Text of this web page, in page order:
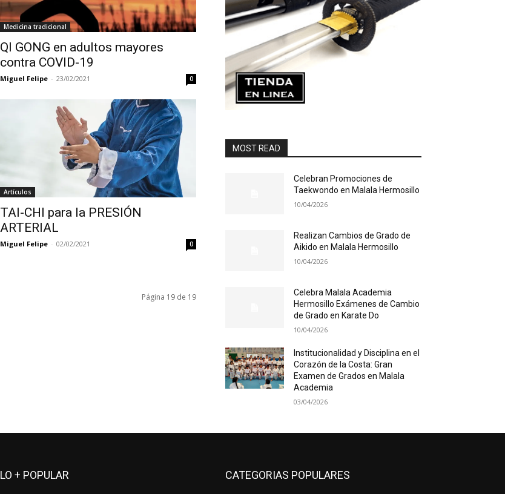
Medicina tradicional
QI GONG en adultos mayores
contra COVID-19
Miguel Felipe - 23/02/2021 0
Artículos
TAI-CHI para la PRESIÓN
ARTERIAL
Miguel Felipe - 02/02/2021 0
Página 19 de 19
MOST READ
Celebran Promociones de
Taekwondo en Malala Hermosillo
10/04/2026
Realizan Cambios de Grado de
Aikido en Malala Hermosillo
10/04/2026
Celebra Malala Academia
Hermosillo Exámenes de Cambio
de Grado en Karate Do
10/04/2026
Institucionalidad y Disciplina en el
Corazón de la Costa: Gran
Examen de Grados en Malala
Academia
03/04/2026
LO + POPULAR CATEGORIAS POPULARES